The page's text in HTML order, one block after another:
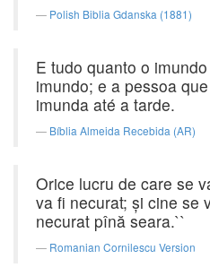
Polish Biblia Gdanska (1881)
E tudo quanto o
imundo; e a pessoa
imunda até a tarde.
Bíblia Almeida Recebida (AR)
Orice lucru de care se
va fi necurat; şi cine se
necurat pînă seara.``
Romanian Cornilescu Version